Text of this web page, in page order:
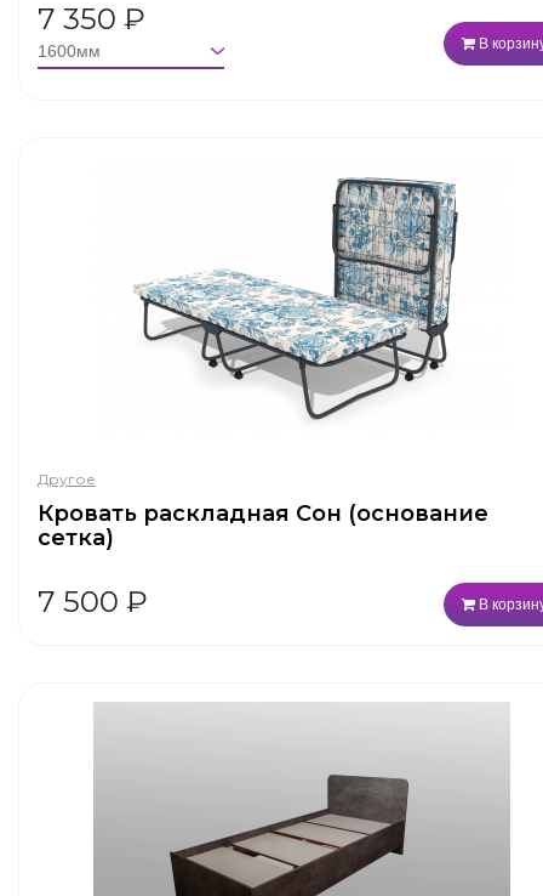
7 350 ₽
В
Другое
Кровать раскладная Сон (основание
сетка)
7 500 ₽ В